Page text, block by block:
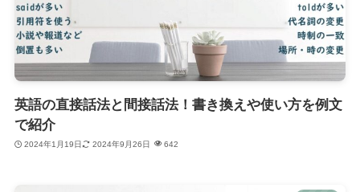
英語の直接話法と間接話法！書き換えや使い方を例文
で紹介
2024年1月19日 2024年9月26日 642